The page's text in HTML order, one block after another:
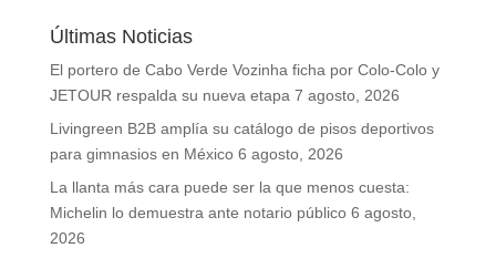
Últimas Noticias
El portero de Cabo Verde Vozinha ficha por Colo-Colo y
JETOUR respalda su nueva etapa 7 agosto, 2026
Livingreen B2B amplía su catálogo de pisos deportivos
para gimnasios en México 6 agosto, 2026
La llanta más cara puede ser la que menos cuesta:
Michelin lo demuestra ante notario público 6 agosto,
2026